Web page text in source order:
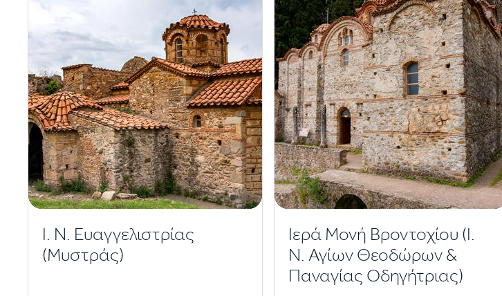
Ι. Ν. Ευαγγελιστρίας
(Μυστράς)
Ιερά Μονή Βροντοχίου (Ι.
Ν. Αγίων Θεοδώρων &
Παναγίας Οδηγήτριας)